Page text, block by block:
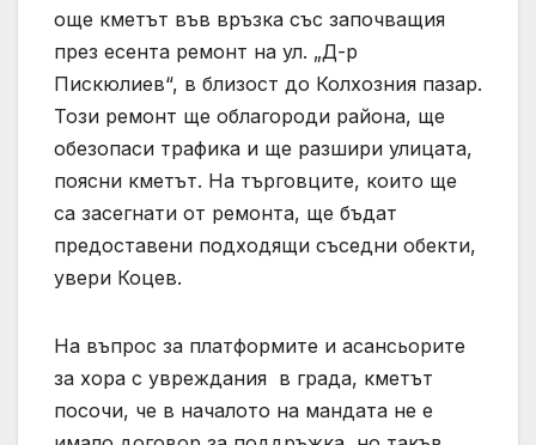
още кметът във връзка със започващия
през есента ремонт на ул. „Д-р
Пискюлиев“, в близост до Колхозния пазар.
Този ремонт ще облагороди района, ще
обезопаси трафика и ще разшири улицата,
поясни кметът. На търговците, които ще
са засегнати от ремонта, ще бъдат
предоставени подходящи съседни обекти,
увери Коцев.
На въпрос за платформите и асансьорите
за хора с увреждания в града, кметът
посочи, че в началото на мандата не е